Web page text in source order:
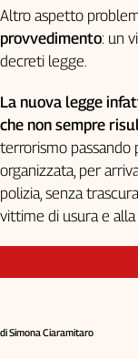
Altro aspetto
provvedimento: un
decreti legge.
La nuova legge
che non sempre
terrorismo passando
organizzata, per
polizia, senza
vittime di usura e
di Simona Ciaramitaro